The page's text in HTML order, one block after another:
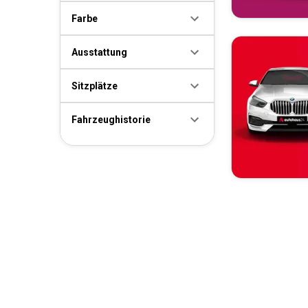
Farbe
Ausstattung
Sitzplätze
Fahrzeughistorie